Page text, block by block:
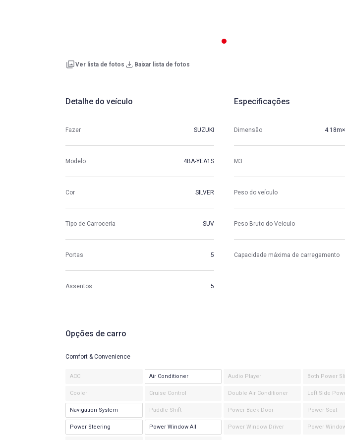
Ver lista de fotos Baixar lista de fotos
Detalhe do veículo
Fazer SUZUKI
Modelo 4BA-YEA1S
Cor SILVER
Tipo de Carroceria SUV
Portas 5
Assentos 5
Especificações
Dimensão
M3
Peso do veículo
Peso Bruto do Veículo
Capacidade máxima de carregamento
Opções de carro
Comfort & Convenience
ACC Air Conditioner Audio Player Both Power
Cooler Cruise Control Double Air Conditioner Left Side
Navigation System Paddle Shift Power Back Door Power Seat
Power Steering Power Window All Power Window Driver Power